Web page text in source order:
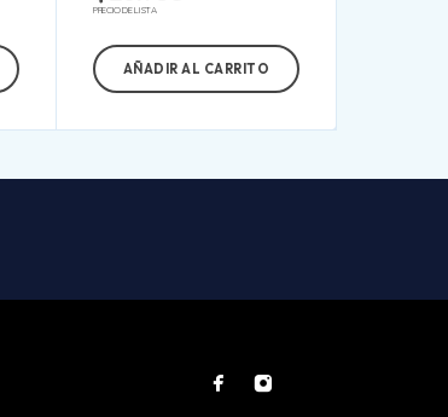
PRECIO DE LISTA
AÑADIR AL CARRITO